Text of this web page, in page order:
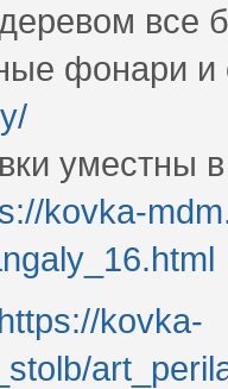
все
фонари и
уместны
kovka-
https://kovka-